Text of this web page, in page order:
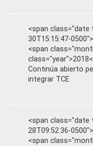
<span class="date
30T15:15:47-
<span
Continúa abierto
integrar TCE
<span class="date
28T09:52:36-
<span